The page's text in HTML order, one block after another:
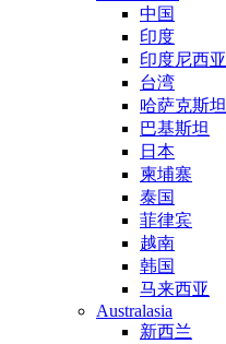
中国
印度
印度尼西亚
台湾
哈萨克斯坦
巴基斯坦
日本
柬埔寨
泰国
菲律宾
越南
韩国
马来西亚
Australasia
新西兰